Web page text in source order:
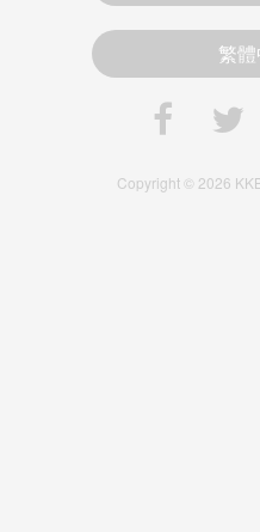
繁
Copyright © 2026